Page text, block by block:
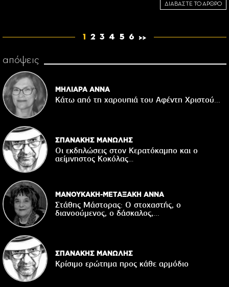
ΔΙΑΒΑΣΤΕ ΤΟ ΑΡΘΡΟ
1 2 3 4 5 6
απόψεις
ΜΗΛΙΑΡΑ ΑΝΝΑ
Κάτω από τη χαρουπιά του Αφέντη Χριστού...
ΣΠΑΝΑΚΗΣ ΜΑΝΩΛΗΣ
Οι εκδηλώσεις στον Κερατόκαμπο και ο
αείμνηστος Κοκόλας…
ΜΑΝΟΥΚΑΚΗ-ΜΕΤΑΞΑΚΗ ΑΝΝΑ
Στάθης Μάστορας: Ο στοχαστής, ο
διανοούμενος, ο δάσκαλος,...
ΣΠΑΝΑΚΗΣ ΜΑΝΩΛΗΣ
Κρίσιμο ερώτημα προς κάθε αρμόδιο